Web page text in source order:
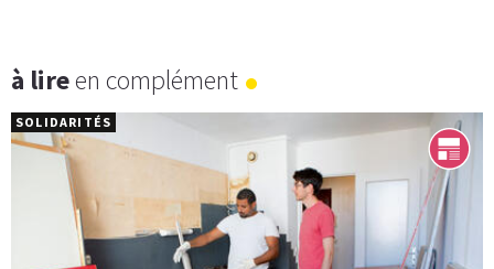
à lireen complément
SOLIDARITÉS